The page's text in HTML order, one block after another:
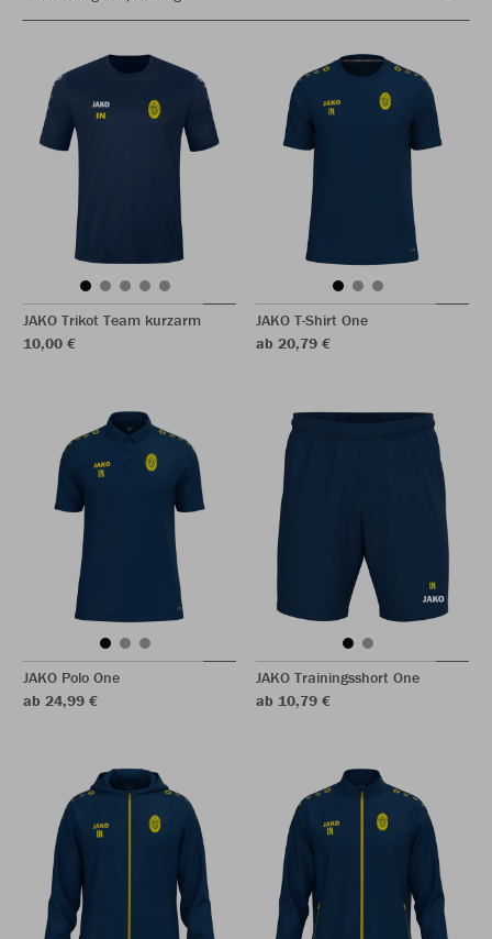
JAKO Trikot Team kurzarm
10,00 €
JAKO T-Shirt One
ab 20,79 €
JAKO Polo One
ab 24,99 €
JAKO Trainingsshort One
ab 10,79 €